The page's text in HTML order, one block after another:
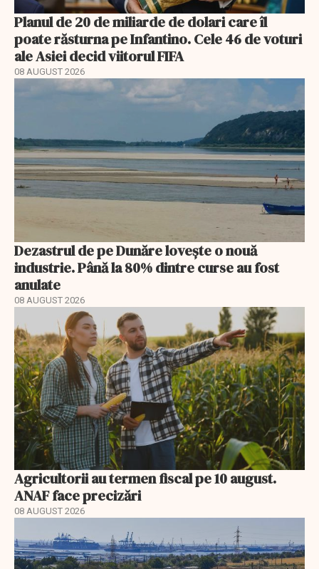
Planul de 20 de miliarde de dolari care îl
poate răsturna pe Infantino. Cele 46 de voturi
ale Asiei decid viitorul FIFA
08 AUGUST 2026
Dezastrul de pe Dunăre lovește o nouă
industrie. Până la 80% dintre curse au fost
anulate
08 AUGUST 2026
Agricultorii au termen fiscal pe 10 august.
ANAF face precizări
08 AUGUST 2026